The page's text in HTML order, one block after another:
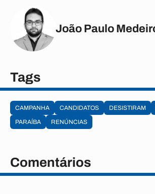
João Paulo
Tags
CAMPANHA CANDIDATOS DESISTIRAM
PARAÍBA
RENÚNCIAS
Comentários